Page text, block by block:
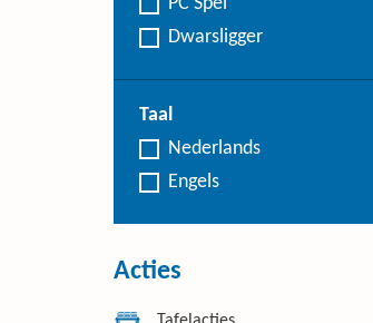
Dwarsligger
Taal
Nederlands
Engels
Acties